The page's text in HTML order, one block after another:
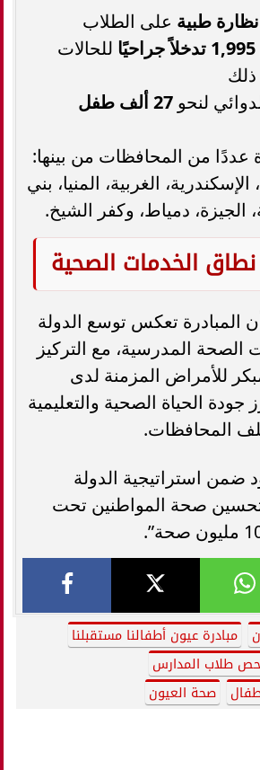
على الطلاب
1,995 تدخلاً جراحيًا
للحالات
لنحو 27 ألف طفل
عددًا من المحافظات من بينها:
الغربية، المنيا، بني
الجيزة، دمياط، وكفر الشيخ.
الخدمات الصحية
المبادرة تعكس توسع الدولة
المدرسية، مع التركيز
للأمراض المزمنة لدى
جودة الحياة الصحية والتعليمية
المحافظات.
ضمن استراتيجية الدولة
وتحسين صحة المواطنين تحت
مبادرة عيون أطفالنا مستقبلنا
طلاب المدارس
صحة العيون